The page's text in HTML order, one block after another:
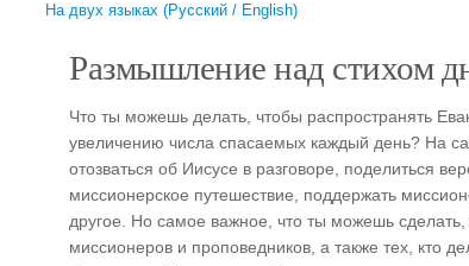
На двух языках (Русский / English)
Размышление над стихом
Что ты можешь делать, чтобы распространять
увеличению числа спасаемых каждый день? На
отозваться об Иисусе в разговоре, поделиться
миссионерское путешествие, поддержать
другое. Но самое важное, что ты можешь
миссионеров и проповедников, а также тех, кто